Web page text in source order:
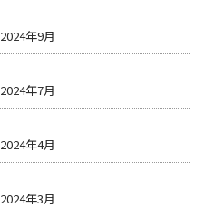
2024年9月
2024年7月
2024年4月
2024年3月